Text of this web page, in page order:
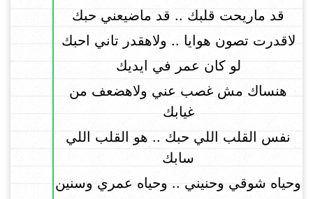
قد ماريحت قلبك .. قد ماضيعني حبك
لاقدرت تصون هوايا .. ولاهقدر تاني احبك
لو كان عمر في ايديك
هنساك مش غصب عني ولاهضعف من
غيابك
نفس القلب اللي حبك .. هو القلب اللي
سابك
وحياه شوقي وحنيني .. وحياه عمري وسنين